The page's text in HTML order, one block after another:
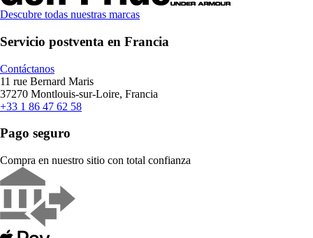
Descubre todas nuestras marcas
Servicio postventa en Francia
Contáctanos
11 rue Bernard Maris
37270 Montlouis-sur-Loire, Francia
+33 1 86 47 62 58
Pago seguro
Compra en nuestro sitio con total confianza